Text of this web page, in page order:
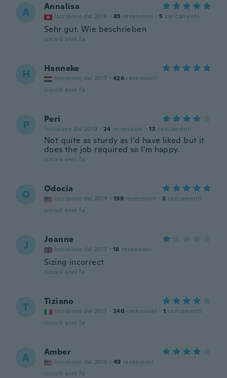
A Annalisa
Iscrizione dal 2016 · 85 recensioni · 5 caricamenti
Sehr gut. Wie beschrieben
circa 6 anni fa
H Hanneke
Iscrizione dal 2017 · 426 recensioni
circa 6 anni fa
P Peri
Iscrizione dal 2019 · 24 recensioni · 13 caricamenti
Not quite as sturdy as I'd have liked but it
does the job required so I'm happy.
circa 6 anni fa
O Odocia
Iscrizione dal 2019 · 199 recensioni · 3 caricamenti
circa 6 anni fa
J Joanne
Iscrizione dal 2017 · 18 recensioni
Sizing incorrect
circa 6 anni fa
T Tiziano
Iscrizione dal 2017 · 240 recensioni · 1 caricamenti
circa 6 anni fa
A Amber
Iscrizione dal 2015 · 49 recensioni
circa 6 anni fa